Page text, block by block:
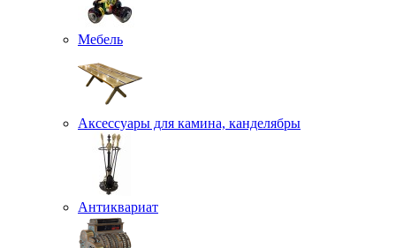
Мебель
Аксессуары для камина, канделябры
Антиквариат